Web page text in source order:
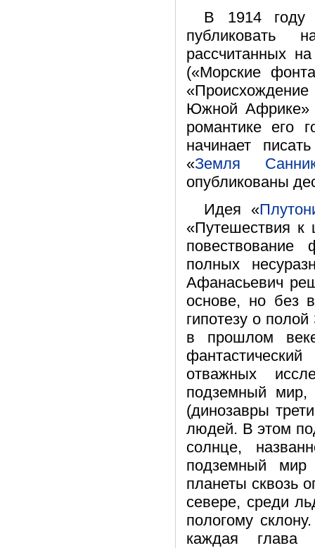
В 1914 году
публиковать
рассчитанных
(«Морские
Южной Африке»
романтике его
начинает
«Земля
опубликованы
Идея «
«Путешествия
полных
Афанасьевич
основе, но без
гипотезу о
в прошлом
отважных
подземный мир,
(динозавры
людей. В этом
солнце,
подземный
планеты сквозь
севере, среди
пологому
каждая глава